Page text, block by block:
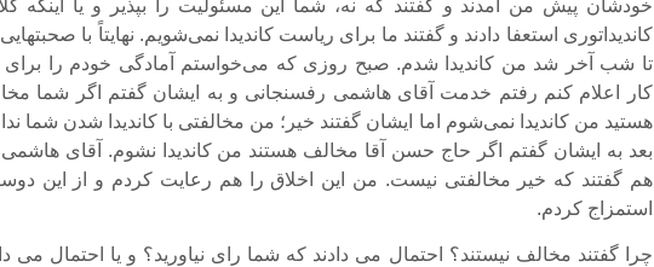
خودشان پیش من آمدند و گفتند که نه، شما این مسئولیت را بپذیر و یا اینکه کلاً
کاندیداتوری استعفا دادند و گفتند ما برای ریاست کاندیدا نمی‌شویم. نهایتاً با
تا شب آخر شد من کاندیدا شدم. صبح روزی که می‌خواستم آمادگی خودم را برای
کار اعلام کنم رفتم خدمت آقای هاشمی رفسنجانی و به ایشان گفتم اگر شما
هستید من کاندیدا نمی‌شوم اما ایشان گفتند خیر؛ من مخالفتی با کاندیدا شدن شما
بعد به ایشان گفتم اگر حاج حسن آقا مخالف هستند من کاندیدا نشوم. آقای هاشمی
هم گفتند که خیر مخالفتی نیست. من این اخلاق را هم رعایت کردم و از این
استمزاج کردم.
چرا گفتند مخالف نیستند؟ احتمال می دادند که شما رای نیاورید؟ و یا احتمال می